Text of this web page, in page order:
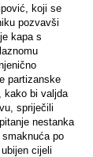
koji se
pozvavši
kapa s
partizanske
kako bi valjda
spriječili
nestanka
po
cijeli